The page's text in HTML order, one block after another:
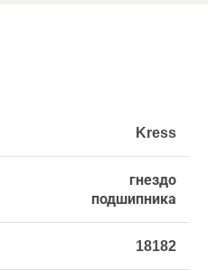
Kress
гнездо
подшипника
18182